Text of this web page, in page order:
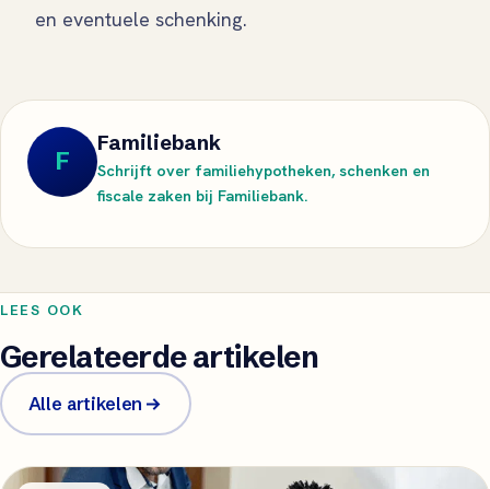
en eventuele schenking.
F
Familiebank
Schrijft over familiehypotheken, schenken en
fiscale zaken bij Familiebank.
LEES OOK
Gerelateerde artikelen
Alle artikelen